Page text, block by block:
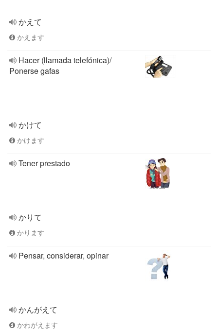
かえて
かえます
Hacer (llamada telefónica)/
Ponerse gafas
かけて
かけます
Tener prestado
かりて
かります
Pensar, considerar, opinar
かんがえて
かわがえます